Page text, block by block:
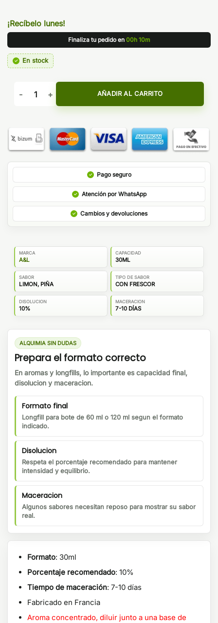
¡Recíbelo lunes!
Finaliza tu pedido en 00h 10m
En stock
AROMA PHOENIX 30 ML - A&L cantidad
AÑADIR AL CARRITO
Pago seguro
Atención por WhatsApp
Cambios y devoluciones
MARCA
A&L
CAPACIDAD
30ML
SABOR
LIMON, PIÑA
TIPO DE SABOR
CON FRESCOR
DISOLUCION
10%
MACERACION
7-10 DÍAS
ALQUIMIA SIN DUDAS
Prepara el formato correcto
En aromas y longfills, lo importante es capacidad final,
disolucion y maceracion.
Formato final
Longfill para bote de 60 ml o 120 ml segun el formato
indicado.
Disolucion
Respeta el porcentaje recomendado para mantener
intensidad y equilibrio.
Maceracion
Algunos sabores necesitan reposo para mostrar su sabor
real.
Formato: 30ml
Porcentaje recomendado: 10%
Tiempo de maceración: 7-10 días
Fabricado en Francia
Aroma concentrado, diluir junto a una base de